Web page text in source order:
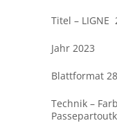
Titel – LIGNE
Jahr 2023
Blattformat
Technik –